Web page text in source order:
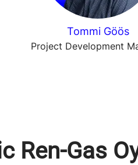
Tommi Göös
Project Development
Ren-Gas